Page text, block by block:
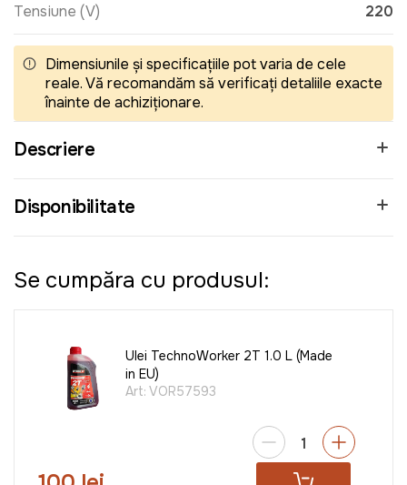
Tensiune (V) 220
Dimensiunile și specificațiile pot varia de cele
reale. Vă recomandăm să verificați detaliile exacte
înainte de achiziționare.
Descriere
Disponibilitate
Se cumpăra cu produsul:
Ulei TechnoWorker 2T 1.0 L (Made
in EU)
Art: VOR57593